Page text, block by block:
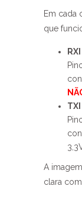
Em cada
que
RXI
TXI
A
clara